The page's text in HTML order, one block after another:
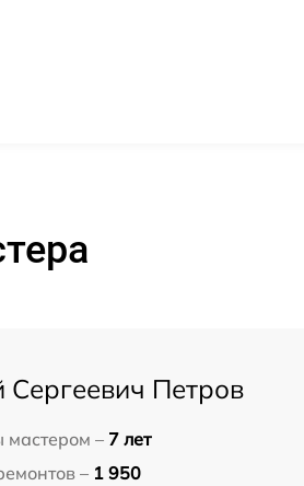
Петров
мастером – 7 лет
– 1 950